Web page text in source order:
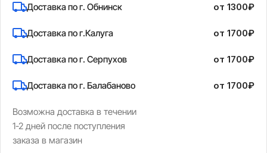
Доставка по г. Обнинск
Доставка по г.Калуга
Доставка по г. Серпухов
Доставка по г. Балабаново
Возможна доставка в течении
1-2 дней после поступления
заказа в магазин
от 1300₽
от 1700₽
от 1700₽
от 1700₽